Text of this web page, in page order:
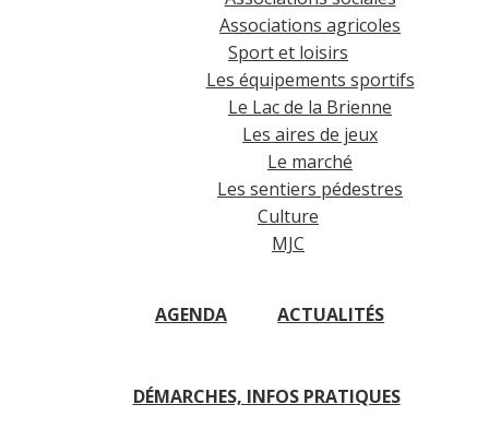
Associations agricoles
Sport et loisirs
Les équipements sportifs
Le Lac de la Brienne
Les aires de jeux
Le marché
Les sentiers pédestres
Culture
MJC
AGENDA ACTUALITÉS
DÉMARCHES, INFOS PRATIQUES